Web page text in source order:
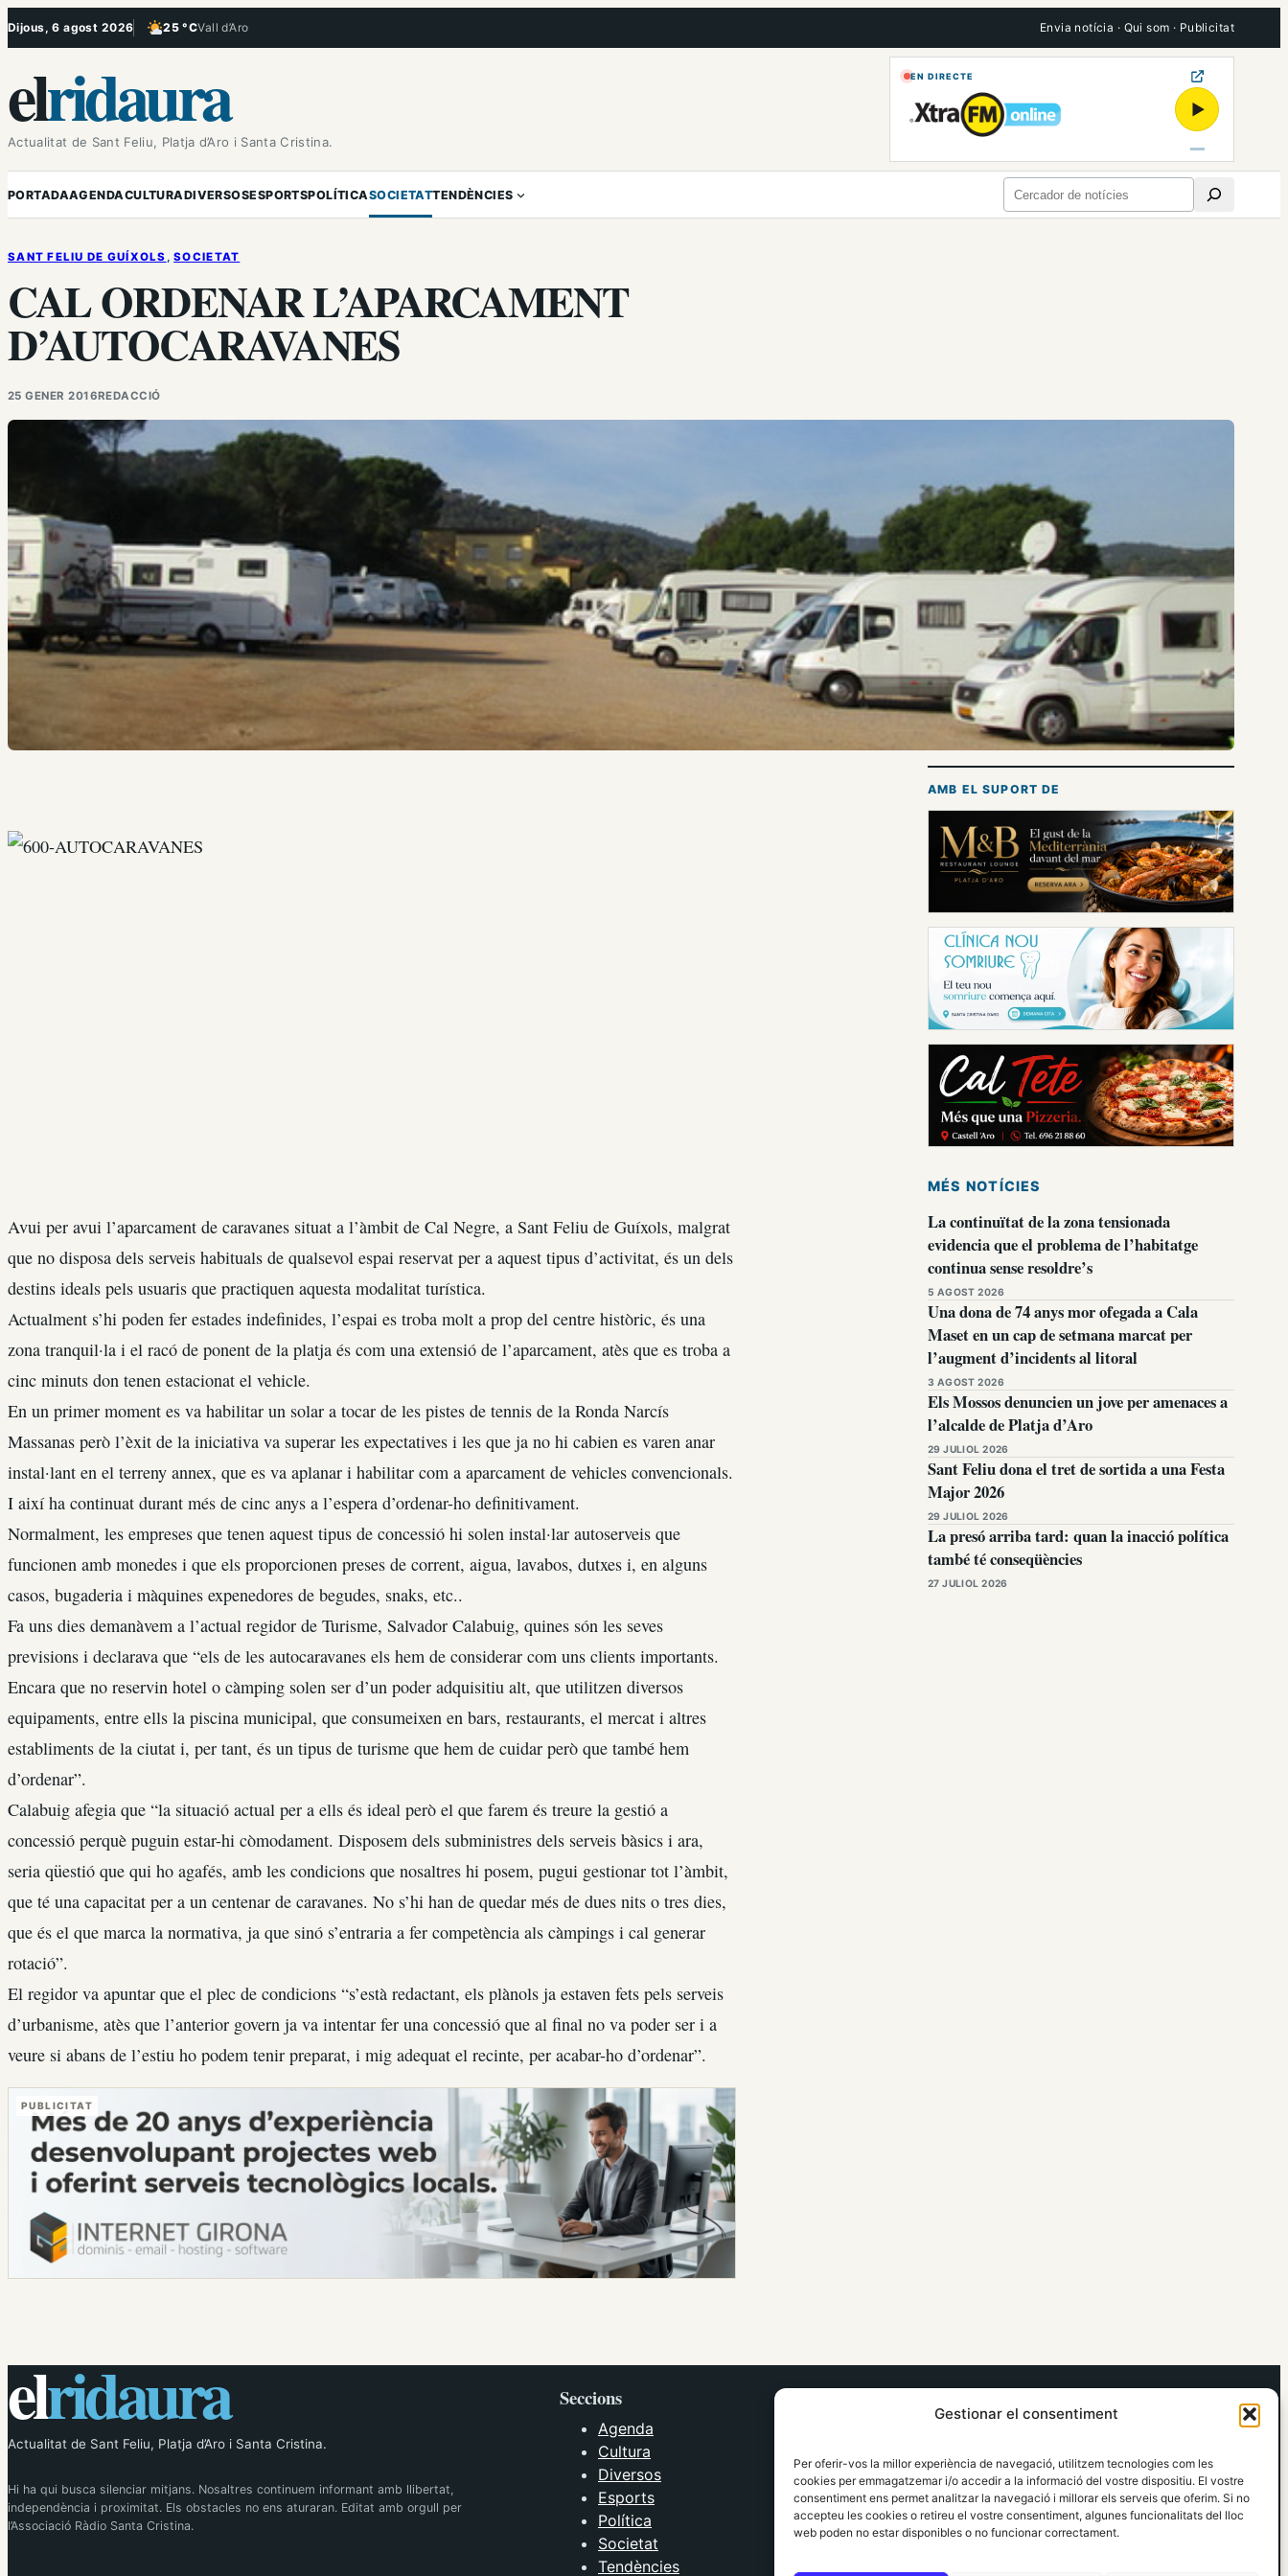
Gestionar el consentiment
Per oferir-vos la millor experiència de navegació, utilitzem tecnologies com les
cookies per emmagatzemar i/o accedir a la informació del vostre dispositiu. El vostre
consentiment ens permet analitzar la navegació i millorar els serveis que oferim. Si no
accepteu les cookies o retireu el vostre consentiment, algunes funcionalitats del lloc
web poden no estar disponibles o no funcionar correctament.
Vés
Dijous, 6 agost 2026 25 °CVall d’Aro
, Poc ennuvolat Envia notícia · Qui som · Publicitat
elridaura
Actualitat de Sant Feliu, Platja d’Aro i Santa Cristina.
EN DIRECTE
▶
PORTADAAGENDACULTURADIVERSOSESPORTSPOLÍTICASOCIETATTENDÈNCIES Cerca
SANT FELIU DE GUÍXOLS , SOCIETAT
CAL ORDENAR L’APARCAMENT
D’AUTOCARAVANES
25 GENER 2016REDACCIÓ
Avui per avui l’aparcament de caravanes situat a l’àmbit de Cal Negre, a Sant Feliu de Guíxols, malgrat
que no disposa dels serveis habituals de qualsevol espai reservat per a aquest tipus d’activitat, és un dels
destins ideals pels usuaris que practiquen aquesta modalitat turística.
Actualment s’hi poden fer estades indefinides, l’espai es troba molt a prop del centre històric, és una
zona tranquil·la i el racó de ponent de la platja és com una extensió de l’aparcament, atès que es troba a
cinc minuts don tenen estacionat el vehicle.
En un primer moment es va habilitar un solar a tocar de les pistes de tennis de la Ronda Narcís
Massanas però l’èxit de la iniciativa va superar les expectatives i les que ja no hi cabien es varen anar
instal·lant en el terreny annex, que es va aplanar i habilitar com a aparcament de vehicles convencionals.
I així ha continuat durant més de cinc anys a l’espera d’ordenar-ho definitivament.
Normalment, les empreses que tenen aquest tipus de concessió hi solen instal·lar autoserveis que
funcionen amb monedes i que els proporcionen preses de corrent, aigua, lavabos, dutxes i, en alguns
casos, bugaderia i màquines expenedores de begudes, snaks, etc..
Fa uns dies demanàvem a l’actual regidor de Turisme, Salvador Calabuig, quines són les seves
previsions i declarava que “els de les autocaravanes els hem de considerar com uns clients importants.
Encara que no reservin hotel o càmping solen ser d’un poder adquisitiu alt, que utilitzen diversos
equipaments, entre ells la piscina municipal, que consumeixen en bars, restaurants, el mercat i altres
establiments de la ciutat i, per tant, és un tipus de turisme que hem de cuidar però que també hem
d’ordenar”.
Calabuig afegia que “la situació actual per a ells és ideal però el que farem és treure la gestió a
concessió perquè puguin estar-hi còmodament. Disposem dels subministres dels serveis bàsics i ara,
seria qüestió que qui ho agafés, amb les condicions que nosaltres hi posem, pugui gestionar tot l’àmbit,
que té una capacitat per a un centenar de caravanes. No s’hi han de quedar més de dues nits o tres dies,
que és el que marca la normativa, ja que sinó s’entraria a fer competència als càmpings i cal generar
rotació”.
El regidor va apuntar que el plec de condicions “s’està redactant, els plànols ja estaven fets pels serveis
d’urbanisme, atès que l’anterior govern ja va intentar fer una concessió que al final no va poder ser i a
veure si abans de l’estiu ho podem tenir preparat, i mig adequat el recinte, per acabar-ho d’ordenar”.
PUBLICITAT
AMB EL SUPORT DE
MÉS NOTÍCIES
La continuïtat de la zona tensionada
evidencia que el problema de l’habitatge
continua sense resoldre’s
5 AGOST 2026
Una dona de 74 anys mor ofegada a Cala
Maset en un cap de setmana marcat per
l’augment d’incidents al litoral
3 AGOST 2026
Els Mossos denuncien un jove per amenaces a
l’alcalde de Platja d’Aro
29 JULIOL 2026
Sant Feliu dona el tret de sortida a una Festa
Major 2026
29 JULIOL 2026
La presó arriba tard: quan la inacció política
també té conseqüències
27 JULIOL 2026
elridaura
Actualitat de Sant Feliu, Platja d’Aro i Santa Cristina.
Hi ha qui busca silenciar mitjans. Nosaltres continuem informant amb llibertat,
independència i proximitat. Els obstacles no ens aturaran. Editat amb orgull per
l’Associació Ràdio Santa Cristina.
Seccions
Agenda
Cultura
Diversos
Esports
Política
Societat
Tendències
Política de Cookies
Política Editorial